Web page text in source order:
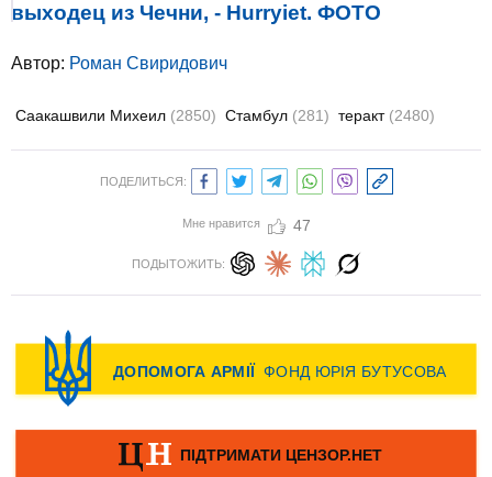
выходец из Чечни, - Hurryiet. ФОТО
Автор: Роман Свиридович
Саакашвили Михеил (2850) Стамбул (281) теракт (2480)
ПОДЕЛИТЬСЯ:
Мне нравится 47
ПОДЫТОЖИТЬ: